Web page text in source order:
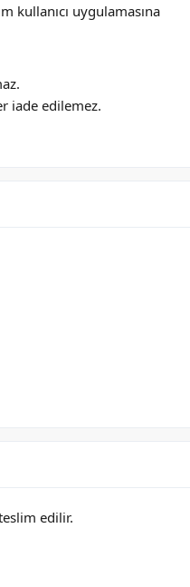
kullanıcı uygulamasına
iade edilemez.
edilir.